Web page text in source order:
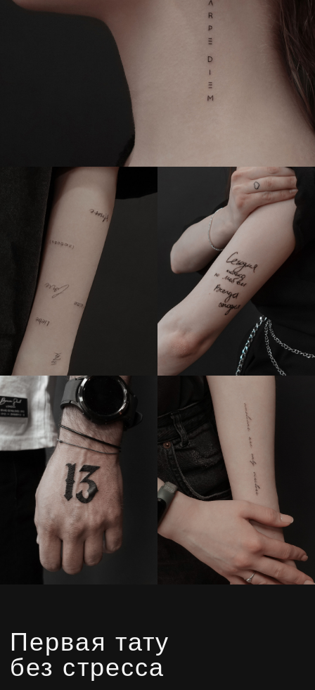
Если чувствуешь сомнение — угостим
кофе, дадим паузу и пространство всё
Мы рядом, чтобы не давить,
и осознанный подход. Мы не запустили
тату надписи на конвейер. Никто
не заставит уложиться в 10 минут
с выбором шрифта или местом нанесения.
Если хочешь сделать тату-
надпись в Москве или Санкт-
Петербурге, мы поможем выбрать
стиль, шрифт, место на теле и
мастера под твою идею.
Свяжись с нами так, как удобно
тебе.
Тату-надпись — это не просто
фраза на коже, а личный
смысл. Мы работаем
с леттерингом, каллиграфией,
именами, датами и цитатами
как с полноценной
композицией, чтобы текст
выглядел аккуратно, читался
правильно и оставался
выразительным со временем.
Все проекты на этой странице выполнены в нашей студии
Broskiy